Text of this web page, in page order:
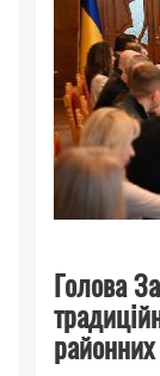
Голова
районних